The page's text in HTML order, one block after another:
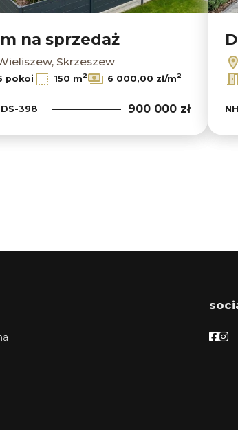
na sprzedaż
Skrzeszew
pokoi 150 m2 6 000,00 zł/m2
398 900 000 zł